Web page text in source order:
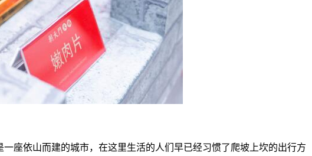
座依山而建的城市，在这里生活的人们早已经习惯了爬坡上坎的出行方